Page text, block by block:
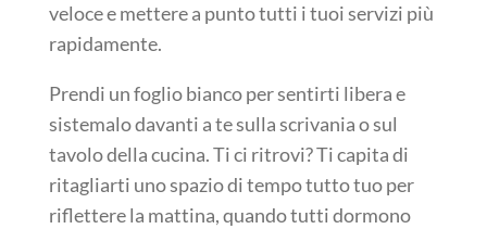
veloce e mettere a punto tutti i tuoi servizi più
rapidamente.
Prendi un foglio bianco per sentirti libera e
sistemalo davanti a te sulla scrivania o sul
tavolo della cucina. Ti ci ritrovi? Ti capita di
ritagliarti uno spazio di tempo tutto tuo per
riflettere la mattina, quando tutti dormono